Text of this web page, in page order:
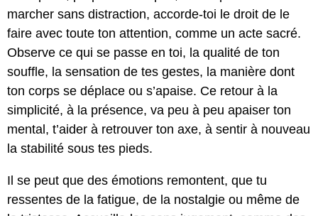
marcher sans distraction, accorde-toi le droit de le
faire avec toute ton attention, comme un acte sacré.
Observe ce qui se passe en toi, la qualité de ton
souffle, la sensation de tes gestes, la manière dont
ton corps se déplace ou s’apaise. Ce retour à la
simplicité, à la présence, va peu à peu apaiser ton
mental, t’aider à retrouver ton axe, à sentir à nouveau
la stabilité sous tes pieds.
Il se peut que des émotions remontent, que tu
ressentes de la fatigue, de la nostalgie ou même de